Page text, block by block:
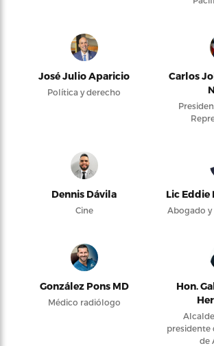
José Julio Aparicio
Política y derecho
Carlos
Dennis Dávila
Cine
Lic Eddie
Abogado
González Pons MD
Médico radiólogo
Hon.
presidente
de